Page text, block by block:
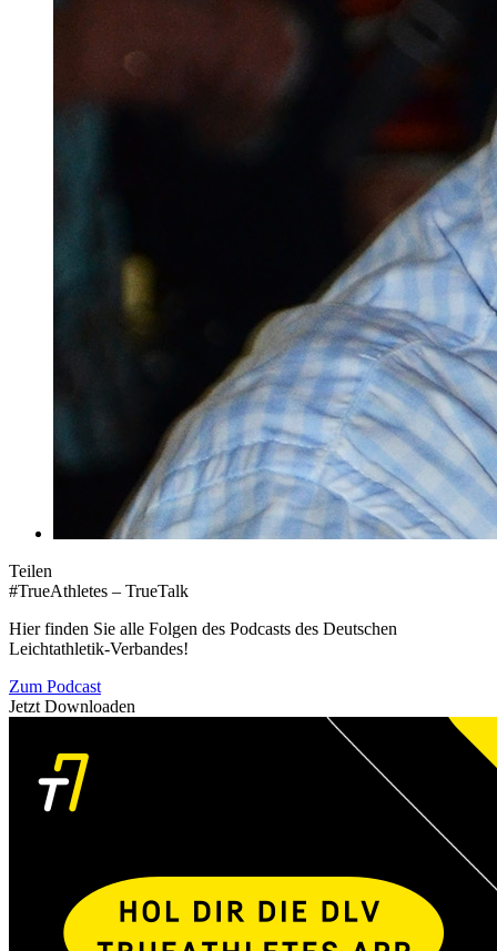
Teilen
#TrueAthletes – TrueTalk
Hier finden Sie alle Folgen des Podcasts des Deutschen
Leichtathletik-Verbandes!
Zum Podcast
Jetzt Downloaden